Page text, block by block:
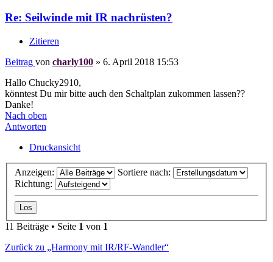
Re: Seilwinde mit IR nachrüsten?
Zitieren
Beitrag von charly100 » 6. April 2018 15:53
Hallo Chucky2910,
könntest Du mir bitte auch den Schaltplan zukommen lassen??
Danke!
Nach oben
Antworten
Druckansicht
Anzeigen:
Sortiere nach:
Richtung:
11 Beiträge • Seite 1 von 1
Zurück zu „Harmony mit IR/RF-Wandler“